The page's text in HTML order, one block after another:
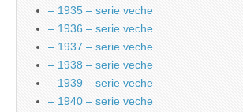
– 1935 – serie veche
– 1936 – serie veche
– 1937 – serie veche
– 1938 – serie veche
– 1939 – serie veche
– 1940 – serie veche